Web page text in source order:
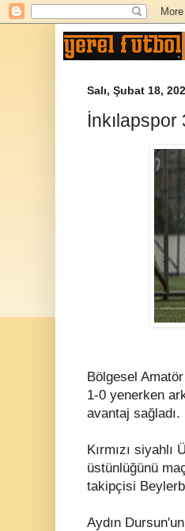
Salı, Şubat 18,
İnkılapspor
Bölgesel
1-0 yenerken
avantaj sağladı.
Kırmızı
üstünlüğünü
takipçisi
Aydın